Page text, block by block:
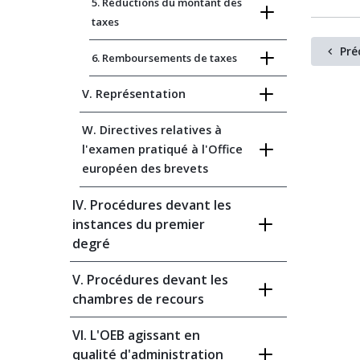
taxes
6. Remboursements de taxes
V. Représentation
W. Directives relatives à
l'examen pratiqué à l'Office
européen des brevets
IV. Procédures devant les
instances du premier
degré
V. Procédures devant les
chambres de recours
VI. L'OEB agissant en
qualité d'administration